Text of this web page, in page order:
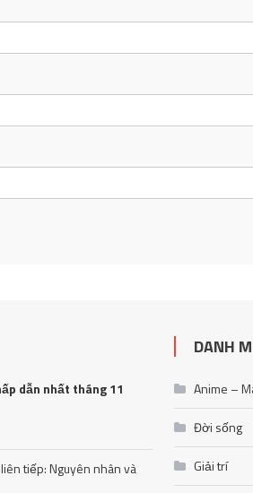
dẫn nhất tháng 11
tiếp: Nguyên nhân và
DANH
Anime –
Đời sống
Giải trí